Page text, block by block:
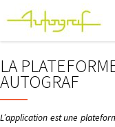
LA
AUTOGRAF
L’application est une